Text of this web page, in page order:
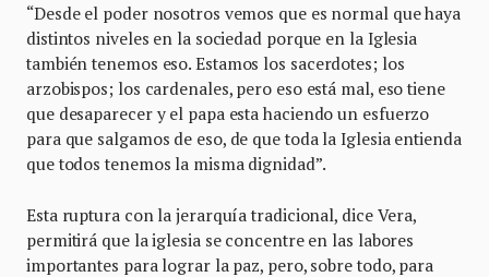
“Desde el poder nosotros vemos que es normal que haya
distintos niveles en la sociedad porque en la Iglesia
también tenemos eso. Estamos los sacerdotes; los
arzobispos; los cardenales, pero eso está mal, eso tiene
que desaparecer y el papa esta haciendo un esfuerzo
para que salgamos de eso, de que toda la Iglesia entienda
que todos tenemos la misma dignidad”.
Esta ruptura con la jerarquía tradicional, dice Vera,
permitirá que la iglesia se concentre en las labores
importantes para lograr la paz, pero, sobre todo, para